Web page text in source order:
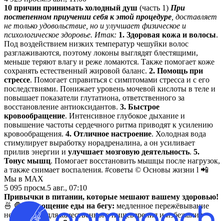
10 причин принимать холодный душ (часть 1) При
постепенном приучении себя к этой процедуре , доставляет
не только удовольствие, но и улучшает физическое и
психологическое здоровье. Итак: 1. Здоровая кожа и волосы.
Под воздействием низких температур чешуйки волос
разглаживаются, поэтому локоны выглядят блестящими,
меньше теряют влагу и реже ломаются. Также помогает коже
сохранять естественный жировой баланс. 2. Помощь при
стрессе. Помогает справиться с симптомами стресса и с его
последствиями. Понижает уровень мочевой кислоты в теле и
повышает показатели глутатиона, ответственного за
восстановление антиоксидантов. 3. Быстрое
кровообращение. Интенсивное глубокое дыхание и
повышение частоты сердечного ритма приводят к усилению
кровообращения. 4. Отличное настроение. Холодная вода
стимулирует выработку норадреналина, а он усиливает
прилив энергии и улучшает мозговую деятельность. 5.
Тонус мышц. Помогает восстановить мышцы после нагрузок,
а также снимает воспаления. #советы © Основы жизни l 📲
Мы в MAX
5 095 просм.5 авг., 07:10
Привычки в питании, которые мешают вашему здоровью!
🍜 🛑
Поглощение еды на бегу: медленное пережёвывание
необходимо для качественного пищеварения и избежания